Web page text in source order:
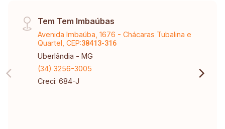
Tem Tem Imbaúbas
Avenida Imbaúba, 1676 - Chácaras Tubalina e
Quartel, CEP:38413-316
Uberlândia - MG
(34) 3256-3005
Creci: 684-J